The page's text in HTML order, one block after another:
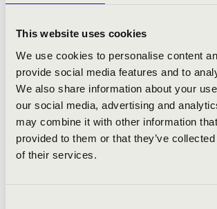
This website uses cookies
We use cookies to personalise content
provide social media features and to
We also share information about your
our social media, advertising and
may combine it with other information
provided to them or that they’ve
of their services.
Kovács Szilárd Ferenc: Missa pro organo
Bach: d-moll Chaconne és fúga, BWV
Bach: Quia respexit/ Magnificat
Kovács Szilárd Ferenc: Változatok egy
népénekre